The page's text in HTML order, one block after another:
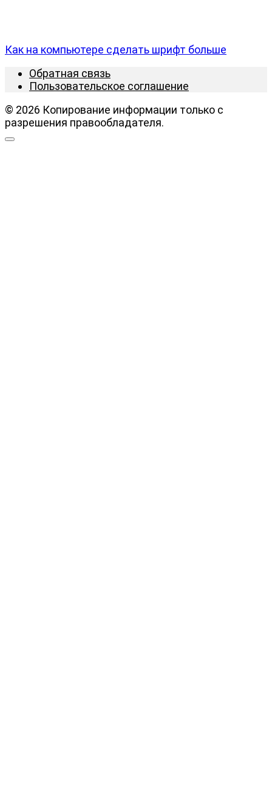
Как на компьютере сделать шрифт больше
Обратная связь
Пользовательское соглашение
© 2026 Копирование информации только с
разрешения правообладателя.